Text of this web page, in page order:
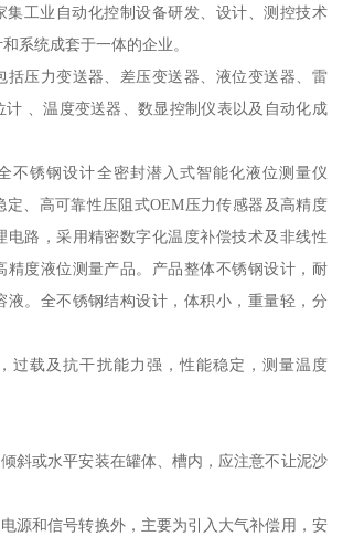
集工业自动化控制设备研发、设计、测控技术
系统成套于一体的企业。
括压力变送器、差压变送器、液位变送器、雷
计 、温度变送器、数显控制仪表以及自动化成
不锈钢设计全密封潜入式智能化液位测量仪
定、高可靠性压阻式OEM压力传感器及高精度
电路，采用精密数字化温度补偿技术及非线性
精度液位测量产品。产品整体不锈钢设计，耐
液。全不锈钢结构设计，体积小，重量轻，分
过载及抗干扰能力强，性能稳定，测量温度
斜或水平安装在罐体、槽内，应注意不让泥沙
源和信号转换外，主要为引入大气补偿用，安